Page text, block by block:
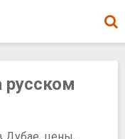
русском